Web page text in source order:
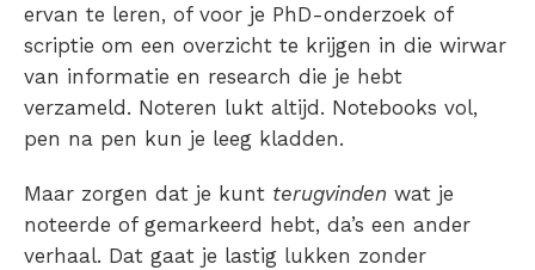
ervan te leren, of voor je PhD-onderzoek of
scriptie om een overzicht te krijgen in die wirwar
van informatie en research die je hebt
verzameld. Noteren lukt altijd. Notebooks vol,
pen na pen kun je leeg kladden.
Maar zorgen dat je kunt terugvinden wat je
noteerde of gemarkeerd hebt, da’s een ander
verhaal. Dat gaat je lastig lukken zonder